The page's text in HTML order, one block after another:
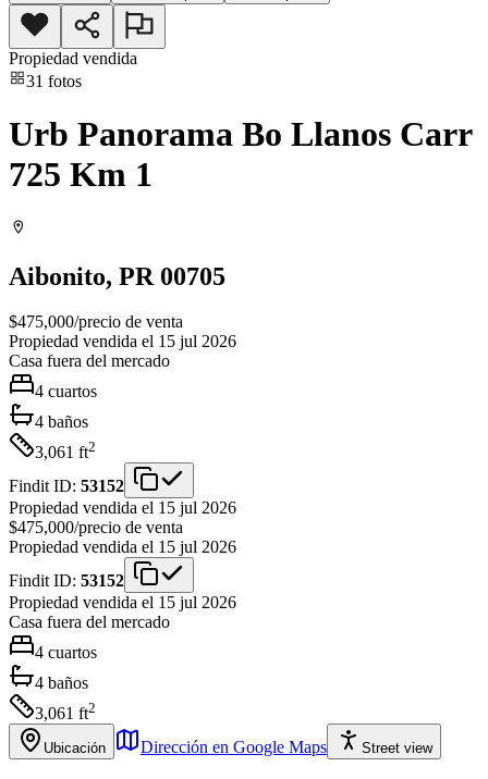
Propiedad vendida
31 fotos
Urb Panorama Bo Llanos Carr
725 Km 1
Aibonito, PR 00705
$475,000/precio de venta
Propiedad vendida el 15 jul 2026
Casa fuera del mercado
4 cuartos
4 baños
3,061 ft2
Findit ID: 53152
Propiedad vendida el 15 jul 2026
$475,000/precio de venta
Propiedad vendida el 15 jul 2026
Findit ID: 53152
Propiedad vendida el 15 jul 2026
Casa fuera del mercado
4 cuartos
4 baños
3,061 ft2
Ubicación Dirección en Google Maps Street view